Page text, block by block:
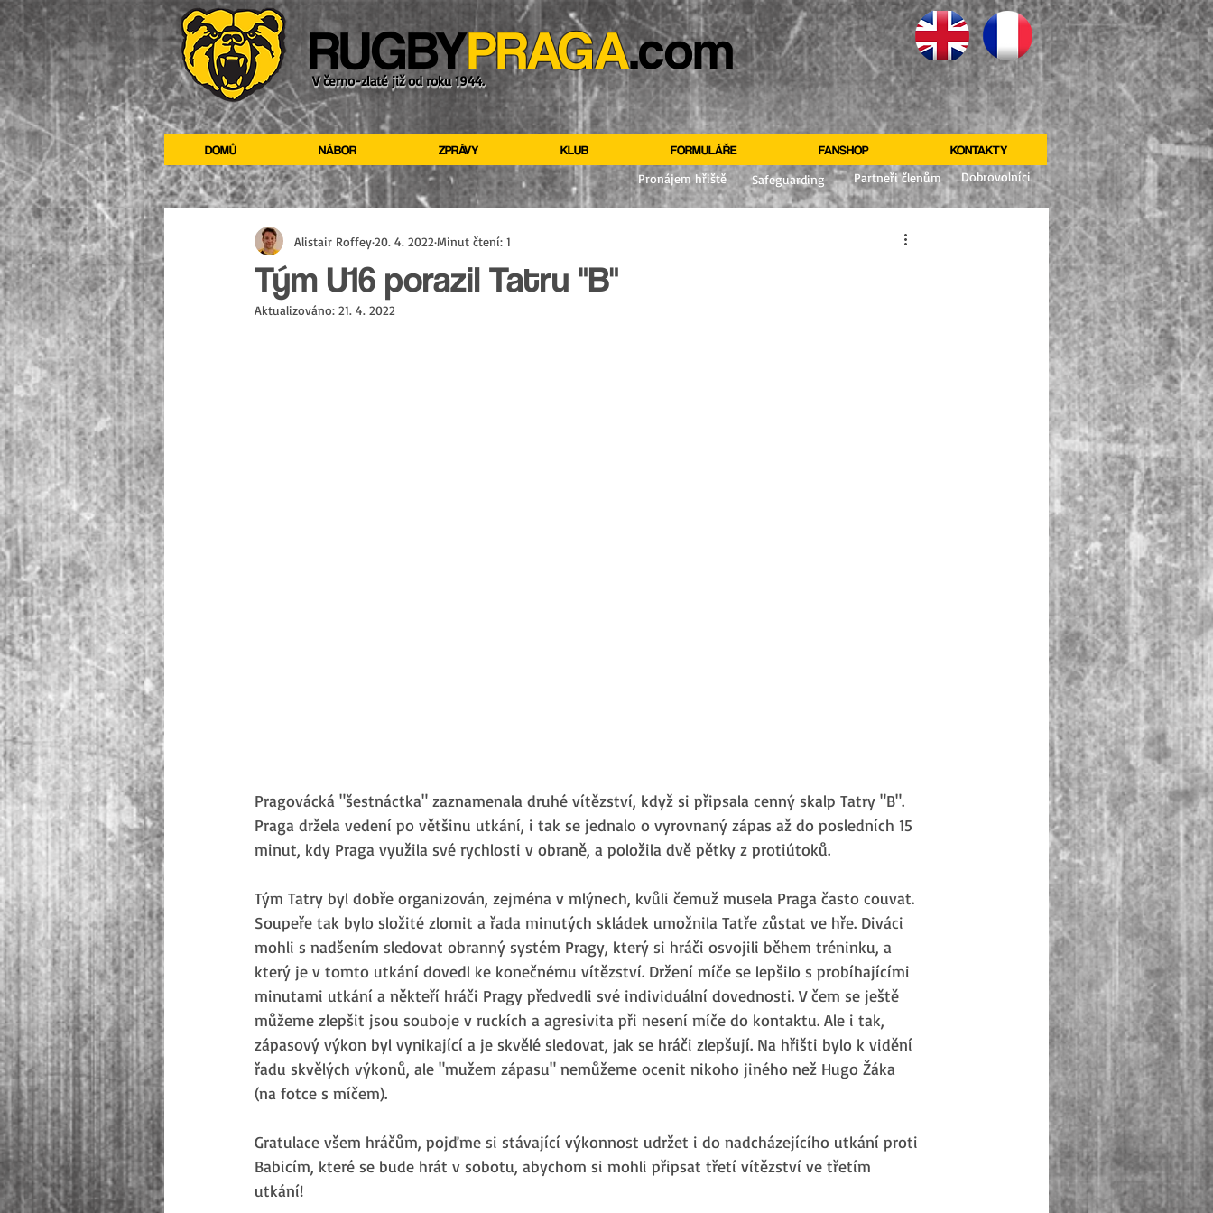
V černo-zlaté již od roku 1944.
DOMŮ NÁBOR ZPRÁVY KLUB FORMULÁŘE FANSHOP
KONTAKTY
Dobrovolníci
Partneři členům
Safeguarding
Pronájem hřiště
Tým U16 porazil Tatru "B"
Alistair Roffey20. 4. 2022 Minut čtení: 1
Aktualizováno: 21. 4. 2022
Pragovácká "šestnáctka" zaznamenala druhé vítězství, když si připsala cenný skalp Tatry "B".
Praga držela vedení po většinu utkání, i tak se jednalo o vyrovnaný zápas až do posledních 15
minut, kdy Praga využila své rychlosti v obraně, a položila dvě pětky z protiútoků.
Tým Tatry byl dobře organizován, zejména v mlýnech, kvůli čemuž musela Praga často couvat.
Soupeře tak bylo složité zlomit a řada minutých skládek umožnila Tatře zůstat ve hře. Diváci
mohli s nadšením sledovat obranný systém Pragy, který si hráči osvojili během tréninku, a
který je v tomto utkání dovedl ke konečnému vítězství. Držení míče se lepšilo s probíhajícími
minutami utkání a někteří hráči Pragy předvedli své individuální dovednosti. V čem se ještě
můžeme zlepšit jsou souboje v ruckích a agresivita při nesení míče do kontaktu. Ale i tak,
zápasový výkon byl vynikající a je skvělé sledovat, jak se hráči zlepšují. Na hřišti bylo k vidění
řadu skvělých výkonů, ale "mužem zápasu" nemůžeme ocenit nikoho jiného než Hugo Žáka
(na fotce s míčem).
Gratulace všem hráčům, pojďme si stávající výkonnost udržet i do nadcházejícího utkání proti
Babicím, které se bude hrát v sobotu, abychom si mohli připsat třetí vítězství ve třetím
utkání!
RUGBYPRAGA.com